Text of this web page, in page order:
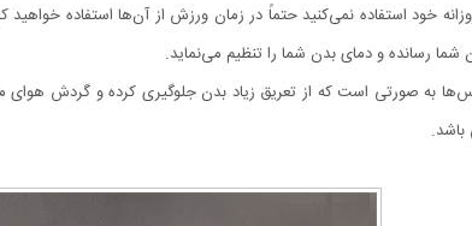
خود استفاده نمی‌کنید حتماً در زمان ورزش از آن‌ها استفاده
شما رسانده و دمای بدن شما را تنظیم می‌نماید.
به صورتی است که از تعریق زیاد بدن جلوگیری کرده و گردش هوای
باشد.